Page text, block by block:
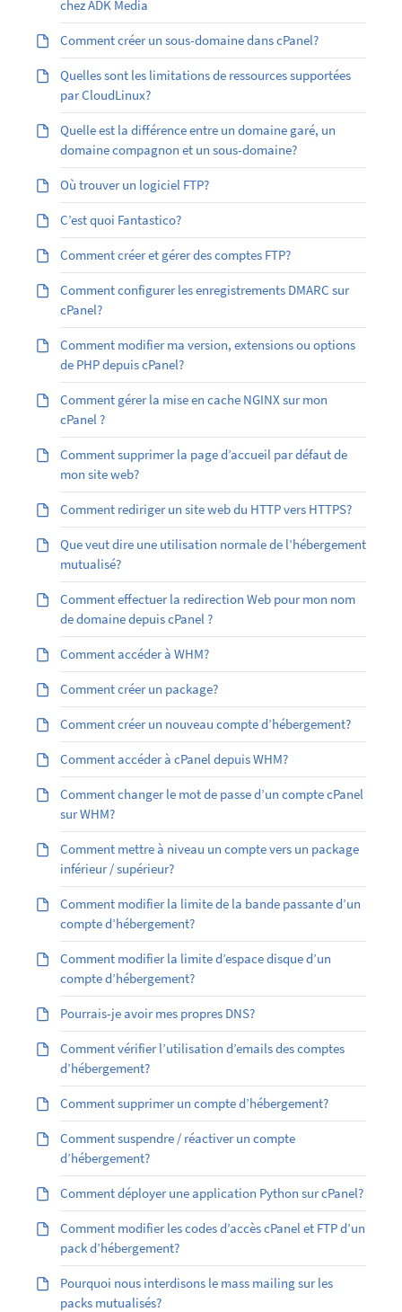
chez ADK Media
Comment créer un sous-domaine dans cPanel?
Quelles sont les limitations de ressources supportées
par CloudLinux?
Quelle est la différence entre un domaine garé, un
domaine compagnon et un sous-domaine?
Où trouver un logiciel FTP?
C’est quoi Fantastico?
Comment créer et gérer des comptes FTP?
Comment configurer les enregistrements DMARC sur
cPanel?
Comment modifier ma version, extensions ou options
de PHP depuis cPanel?
Comment gérer la mise en cache NGINX sur mon
cPanel ?
Comment supprimer la page d’accueil par défaut de
mon site web?
Comment rediriger un site web du HTTP vers HTTPS?
Que veut dire une utilisation normale de l’hébergement
mutualisé?
Comment effectuer la redirection Web pour mon nom
de domaine depuis cPanel ?
Comment accéder à WHM?
Comment créer un package?
Comment créer un nouveau compte d’hébergement?
Comment accéder à cPanel depuis WHM?
Comment changer le mot de passe d’un compte cPanel
sur WHM?
Comment mettre à niveau un compte vers un package
inférieur / supérieur?
Comment modifier la limite de la bande passante d’un
compte d’hébergement?
Comment modifier la limite d’espace disque d’un
compte d’hébergement?
Pourrais-je avoir mes propres DNS?
Comment vérifier l’utilisation d’emails des comptes
d’hébergement?
Comment supprimer un compte d’hébergement?
Comment suspendre / réactiver un compte
d’hébergement?
Comment déployer une application Python sur cPanel?
Comment modifier les codes d’accès cPanel et FTP d’un
pack d’hébergement?
Pourquoi nous interdisons le mass mailing sur les
packs mutualisés?